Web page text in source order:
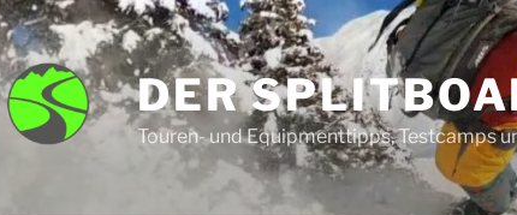
DER
Touren- und Equipmenttipps, Testcamps